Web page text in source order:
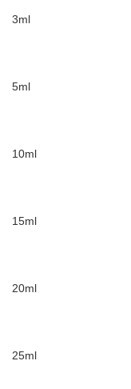
3ml
5ml
10ml
15ml
20ml
25ml